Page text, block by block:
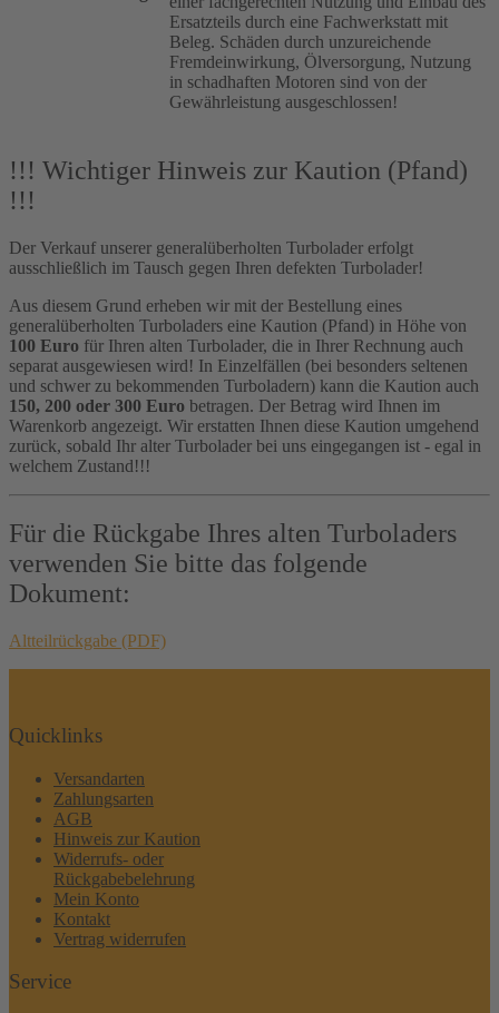
Ersatzteils durch eine Fachwerkstatt mit
Beleg. Schäden durch unzureichende
Fremdeinwirkung, Ölversorgung, Nutzung
in schadhaften Motoren sind von der
Gewährleistung ausgeschlossen!
!!! Wichtiger Hinweis zur Kaution (Pfand)
!!!
Der Verkauf unserer generalüberholten Turbolader erfolgt
ausschließlich im Tausch gegen Ihren defekten Turbolader!
Aus diesem Grund erheben wir mit der Bestellung eines
generalüberholten Turboladers eine Kaution (Pfand) in Höhe von
100 Euro für Ihren alten Turbolader, die in Ihrer Rechnung auch
separat ausgewiesen wird! In Einzelfällen (bei besonders seltenen
und schwer zu bekommenden Turboladern) kann die Kaution auch
150, 200 oder 300 Euro betragen. Der Betrag wird Ihnen im
Warenkorb angezeigt. Wir erstatten Ihnen diese Kaution umgehend
zurück, sobald Ihr alter Turbolader bei uns eingegangen ist - egal in
welchem Zustand!!!
Für die Rückgabe Ihres alten Turboladers
verwenden Sie bitte das folgende
Dokument:
Altteilrückgabe (PDF)
Quicklinks
Versandarten
Zahlungsarten
AGB
Hinweis zur Kaution
Widerrufs- oder
Rückgabebelehrung
Mein Konto
Kontakt
Vertrag widerrufen
Service